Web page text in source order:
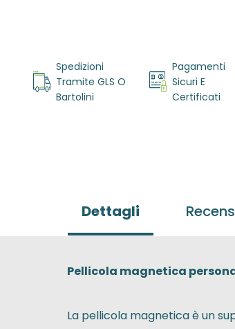
all'inizio
della
galleria di
Spedizioni
Tramite GLS O
Bartolini
Pagamenti
Sicuri E
Certificati
Dettagli
Pellicola magnetica
La pellicola magnetica è un